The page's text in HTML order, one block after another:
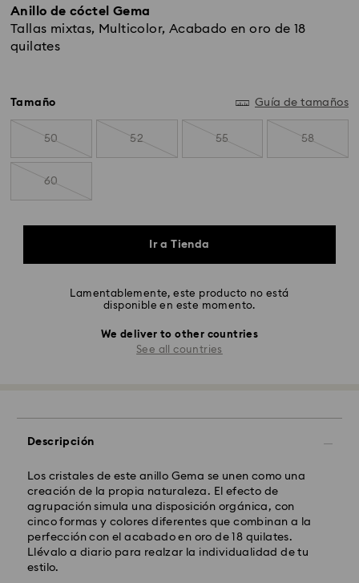
Anillo de cóctel Gema
Tallas mixtas, Multicolor, Acabado en oro de 18
quilates
Tamaño Guía de tamaños
50 52 55 58
60
Ir a Tienda
Lamentablemente, este producto no está
disponible en este momento.
We deliver to other countries
See all countries
Descripción
Los cristales de este anillo Gema se unen como una
creación de la propia naturaleza. El efecto de
agrupación simula una disposición orgánica, con
cinco formas y colores diferentes que combinan a la
perfección con el acabado en oro de 18 quilates.
Llévalo a diario para realzar la individualidad de tu
estilo.